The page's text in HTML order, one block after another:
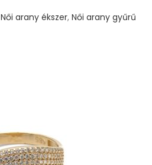
Női arany ékszer, Női arany gyűrű